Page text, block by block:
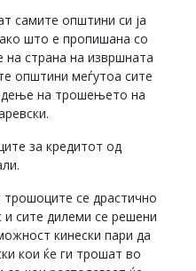
самите општини си ја
што е пропишана со
страна на извршната
општини меѓутоа сите
на трошењето на
за кредитот од
трошоците се драстично
сите дилеми се решени
кинески пари да
кои ќе ги трошат во